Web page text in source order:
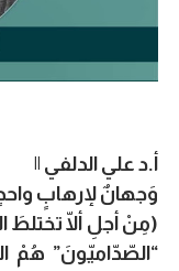
أ.د علي الدلفي ||
وَجهانٌ لإرهابٍ
(مِنْ أجلِ ألّا تختلطَ
“الصّدّاميّونَ” هُمْ